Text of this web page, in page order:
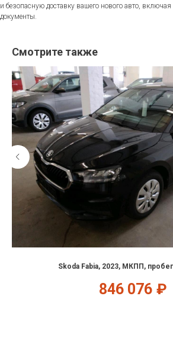
и безопасную доставку вашего нового авто,
документы.
Смотрите также
Skoda Fabia, 2023, МКПП,
846 076 ₽